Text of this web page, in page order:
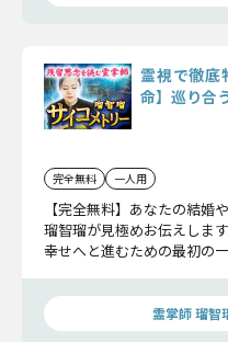
霊視で徹底
命】巡り合
完全無料 一人用
【完全無料】あなたの結婚
瑠智瑠が見極めお伝えしま
幸せへと進むための最初の
霊掌師 瑠智